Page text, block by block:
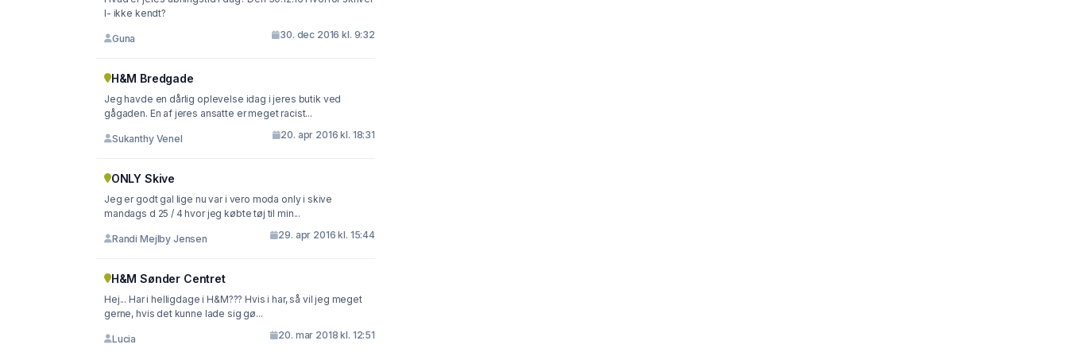
I- ikke kendt?
Guna 30. dec 2016 kl. 9:32
H&M Bredgade
Jeg havde en dårlig oplevelse idag i jeres butik ved
gågaden. En af jeres ansatte er meget racist...
Sukanthy Venel 20. apr 2016 kl. 18:31
ONLY Skive
Jeg er godt gal lige nu var i vero moda only i skive
mandags d 25 / 4 hvor jeg købte tøj til min...
Randi Mejlby Jensen 29. apr 2016 kl. 15:44
H&M Sønder Centret
Hej... Har i helligdage i H&M??? Hvis i har, så vil jeg meget
gerne, hvis det kunne lade sig gø...
Lucia 20. mar 2018 kl. 12:51